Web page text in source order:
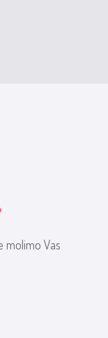
molimo Vas